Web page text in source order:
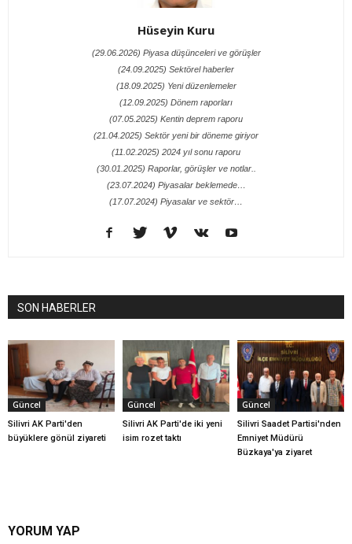
Hüseyin Kuru
(29.06.2026) Piyasa düşünceleri ve görüşler
(24.09.2025) Sektörel haberler
(18.09.2025) Yeni düzenlemeler
(12.09.2025) Dönem raporları
(07.05.2025) Kentin deprem raporu
(21.04.2025) Sektör yeni bir döneme giriyor
(11.02.2025) 2024 yıl sonu raporu
(30.01.2025) Raporlar, görüşler ve notlar..
(23.07.2024) Piyasalar beklemede…
(17.07.2024) Piyasalar ve sektör…
SON HABERLER
Güncel
Silivri AK Parti'den
büyüklere gönül ziyareti
Güncel
Silivri AK Parti'de iki yeni
isim rozet taktı
Güncel
Silivri Saadet Partisi'nden
Emniyet Müdürü
Büzkaya'ya ziyaret
YORUM YAP